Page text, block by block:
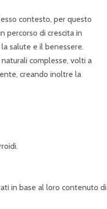
contesto, per questo
percorso di crescita in
salute e il benessere.
complesse, volti a
creando inoltre la
in base al loro contenuto di